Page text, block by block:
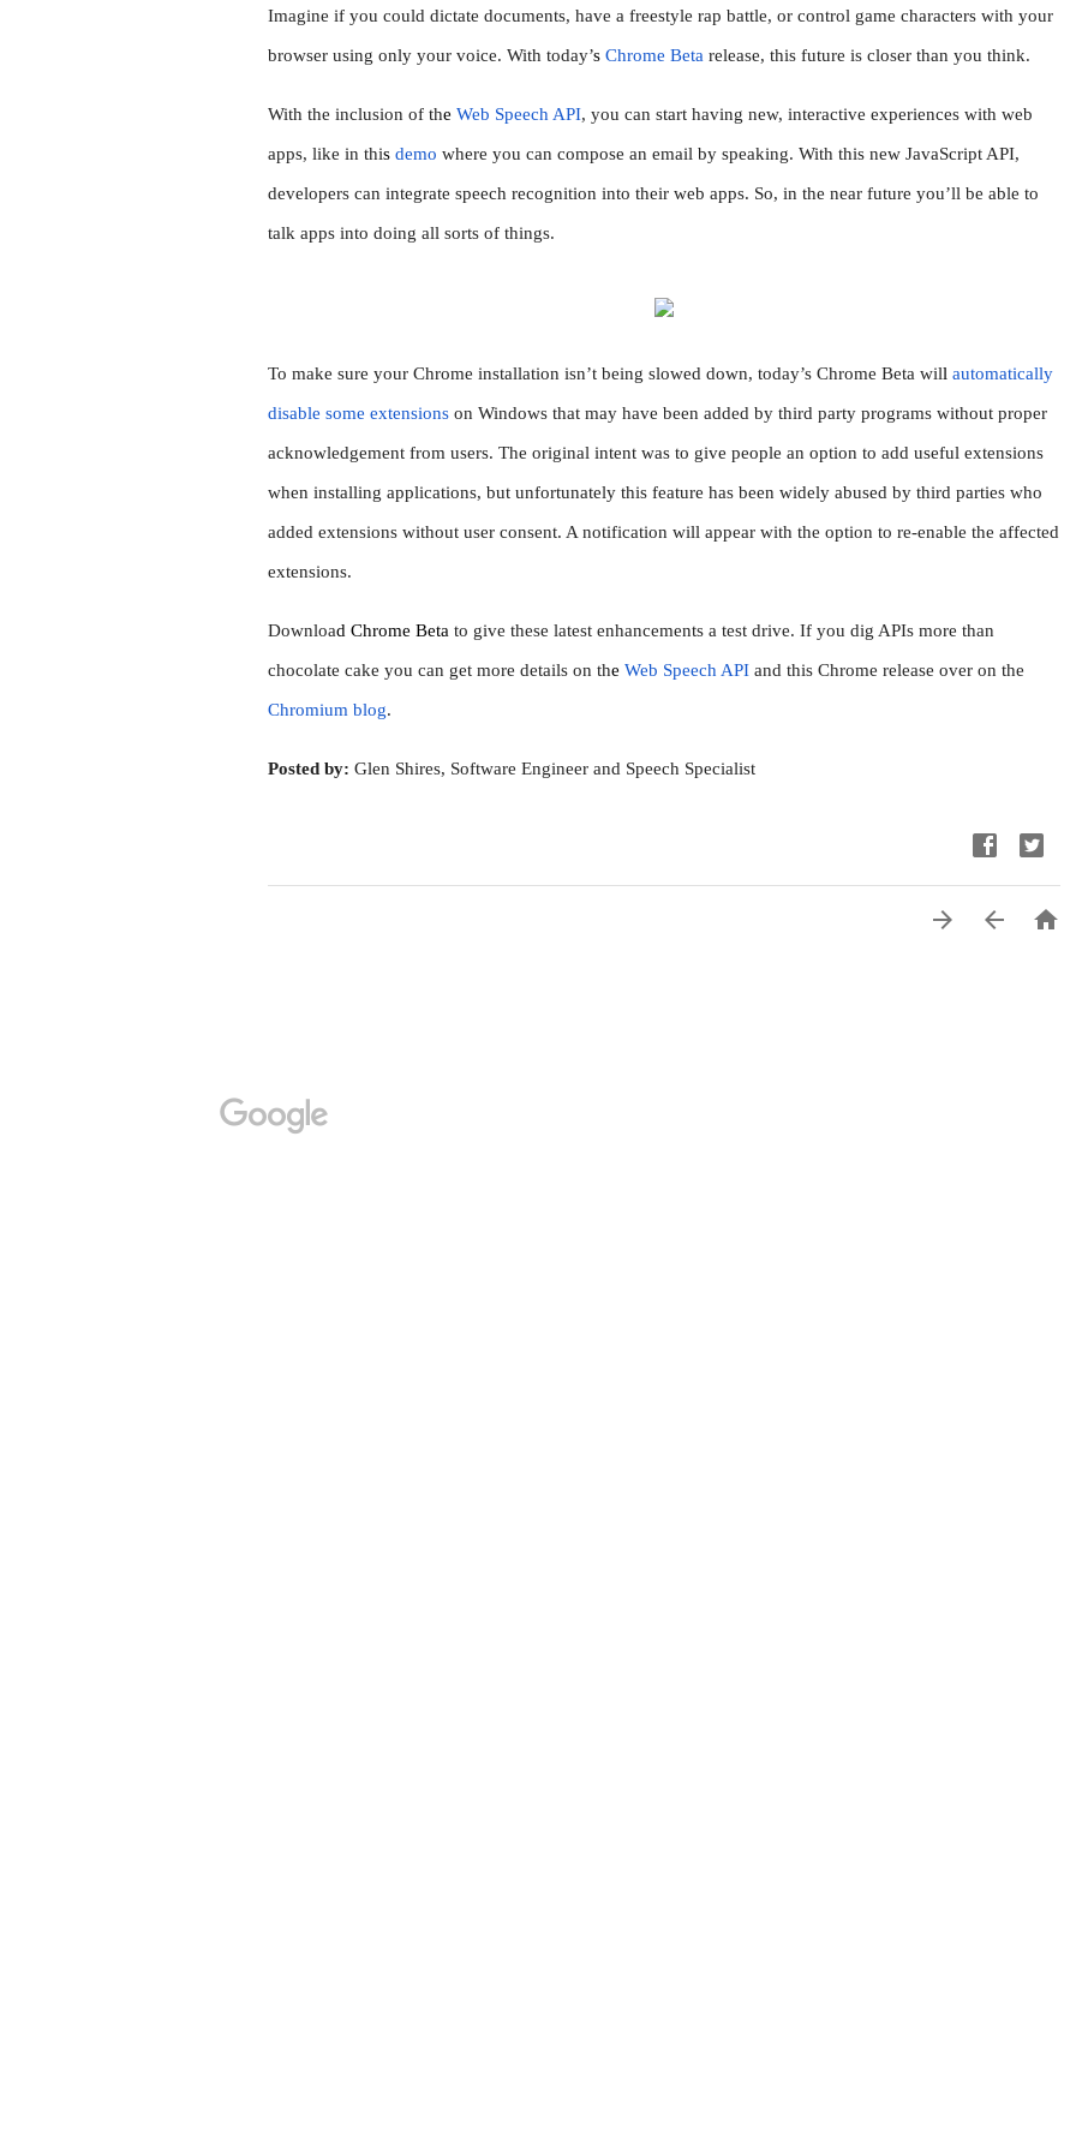
Imagine if you could dictate documents, have a freestyle rap battle, or control game characters with your
browser using only your voice. With today’s Chrome Beta release, this future is closer than you think.
With the inclusion of the Web Speech API, you can start having new, interactive experiences with web
apps, like in this demo where you can compose an email by speaking. With this new JavaScript API,
developers can integrate speech recognition into their web apps. So, in the near future you’ll be able to
talk apps into doing all sorts of things.
To make sure your Chrome installation isn’t being slowed down, today’s Chrome Beta will automatically
disable some extensions on Windows that may have been added by third party programs without proper
acknowledgement from users. The original intent was to give people an option to add useful extensions
when installing applications, but unfortunately this feature has been widely abused by third parties who
added extensions without user consent. A notification will appear with the option to re-enable the affected
extensions.
Download Chrome Beta to give these latest enhancements a test drive. If you dig APIs more than
chocolate cake you can get more details on the Web Speech API
Chromium blog.
Posted by: Glen Shires, Software Engineer and Speech Specialist


